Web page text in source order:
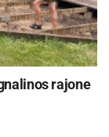
rajone